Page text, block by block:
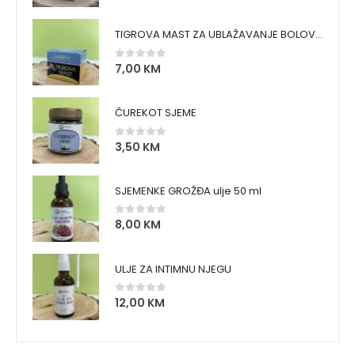
TIGROVA MAST ZA UBLAŽAVANJE BOLOVA I ZAGRIJAVANJE MIŠIĆA
0 out of 5
7,00 KM
ČUREKOT SJEME
0 out of 5
3,50 KM
SJEMENKE GROŽĐA ulje 50 ml
0 out of 5
8,00 KM
ULJE ZA INTIMNU NJEGU
0out of 5
12,00 KM